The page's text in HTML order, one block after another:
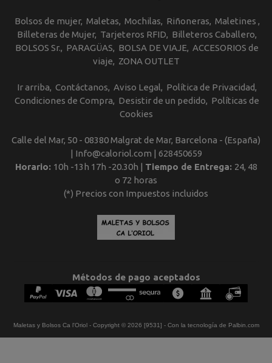
Bolsos de mujer Maletas Mochilas Riñoneras Maletines
Billeteras de Mujer Tarjeteros RFID
Billeteros Caballero
BOLSOS Sr.
PARAGÜAS BOLSA DE VIAJE ACCESORIOS de
viaje
ZONA OUTLET
Ir arriba Contáctanos Aviso Legal
Política de Privacidad
Condiciones de Compra
Desistir de un pedido
Políticas de
Cookies
Calle del Mar, 50 - 08380 Malgrat de Mar, Barcelona - (España)
| Info@caloriol.com | 628450659
Horario: 10h -13h 17h -20.30h | Tiempo de Entrega: 24, 48
o 72 horas
(*) Precios con Impuestos incluidos
Métodos de pago aceptados
Maletas y Bolsos Ca l'Oriol- Copyright © 2026 [9531] - Con la tecnología de Palbin.com